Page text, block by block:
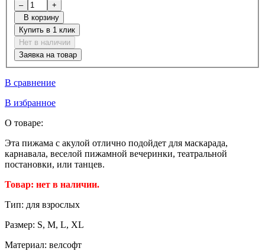
–
+
В корзину
Купить в 1 клик
Нет в наличии
Заявка на товар
В сравнение
В избранное
О товаре:
Эта пижама с акулой отлично подойдет для маскарада,
карнавала, веселой пижамной вечеринки, театральной
постановки, или танцев.
Товар: нет в наличии.
Тип: для взрослых
Размер: S, M, L, XL
Материал: велсофт